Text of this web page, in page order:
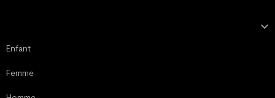

Enfant
Femme